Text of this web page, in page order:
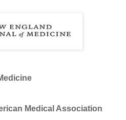
Medical Association